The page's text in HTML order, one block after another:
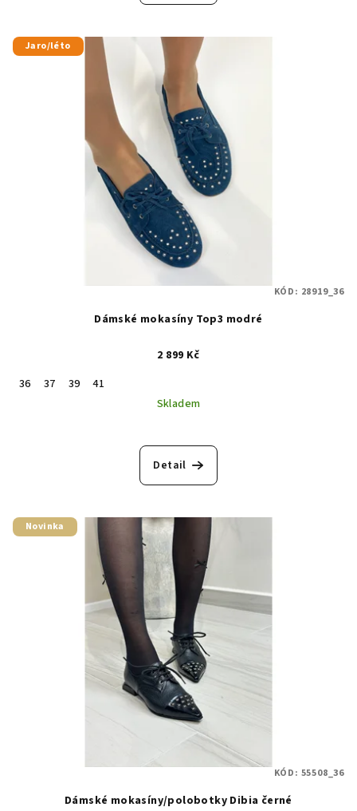
Jaro/léto
Dámské mokasíny Top3 modré
2 899 Kč
36
37 39
41
Skladem
Detail
KÓD: 28919_36
Novinka
Dámské mokasíny/polobotky Dibia černé
KÓD: 55508_36